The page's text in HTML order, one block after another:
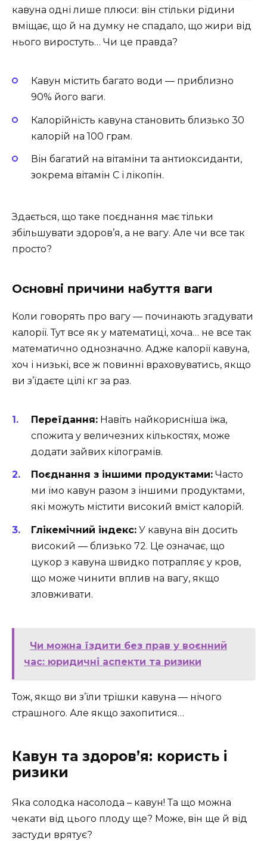
кавуна одні лише плюси: він стільки рідини
вміщає, що й на думку не спадало, що жири від
нього виростуть… Чи це правда?
Кавун містить багато води — приблизно
90% його ваги.
Калорійність кавуна становить близько 30
калорій на 100 грам.
Він багатий на вітаміни та антиоксиданти,
зокрема вітамін С і лікопін.
Здається, що таке поєднання має тільки
збільшувати здоров’я, а не вагу. Але чи все так
просто?
Основні причини набуття ваги
Коли говорять про вагу — починають згадувати
калорії. Тут все як у математиці, хоча… не все так
математично однозначно. Адже калорії кавуна,
хоч і низькі, все ж повинні враховуватись, якщо
ви з’їдаєте цілі кг за раз.
Переїдання: Навіть найкорисніша їжа,
спожита у величезних кількостях, може
додати зайвих кілограмів.
Поєднання з іншими продуктами: Часто
ми їмо кавун разом з іншими продуктами,
які можуть містити високий вміст калорій.
Глікемічний індекс: У кавуна він досить
високий — близько 72. Це означає, що
цукор з кавуна швидко потрапляє у кров,
що може чинити вплив на вагу, якщо
зловживати.
Чи можна їздити без прав у воєнний
час: юридичні аспекти та ризики
Тож, якщо ви з’їли трішки кавуна — нічого
страшного. Але якщо захопитися…
Кавун та здоров’я: користь і
ризики
Яка солодка насолода – кавун! Та що можна
чекати від цього плоду ще? Може, він ще й від
застуди врятує?